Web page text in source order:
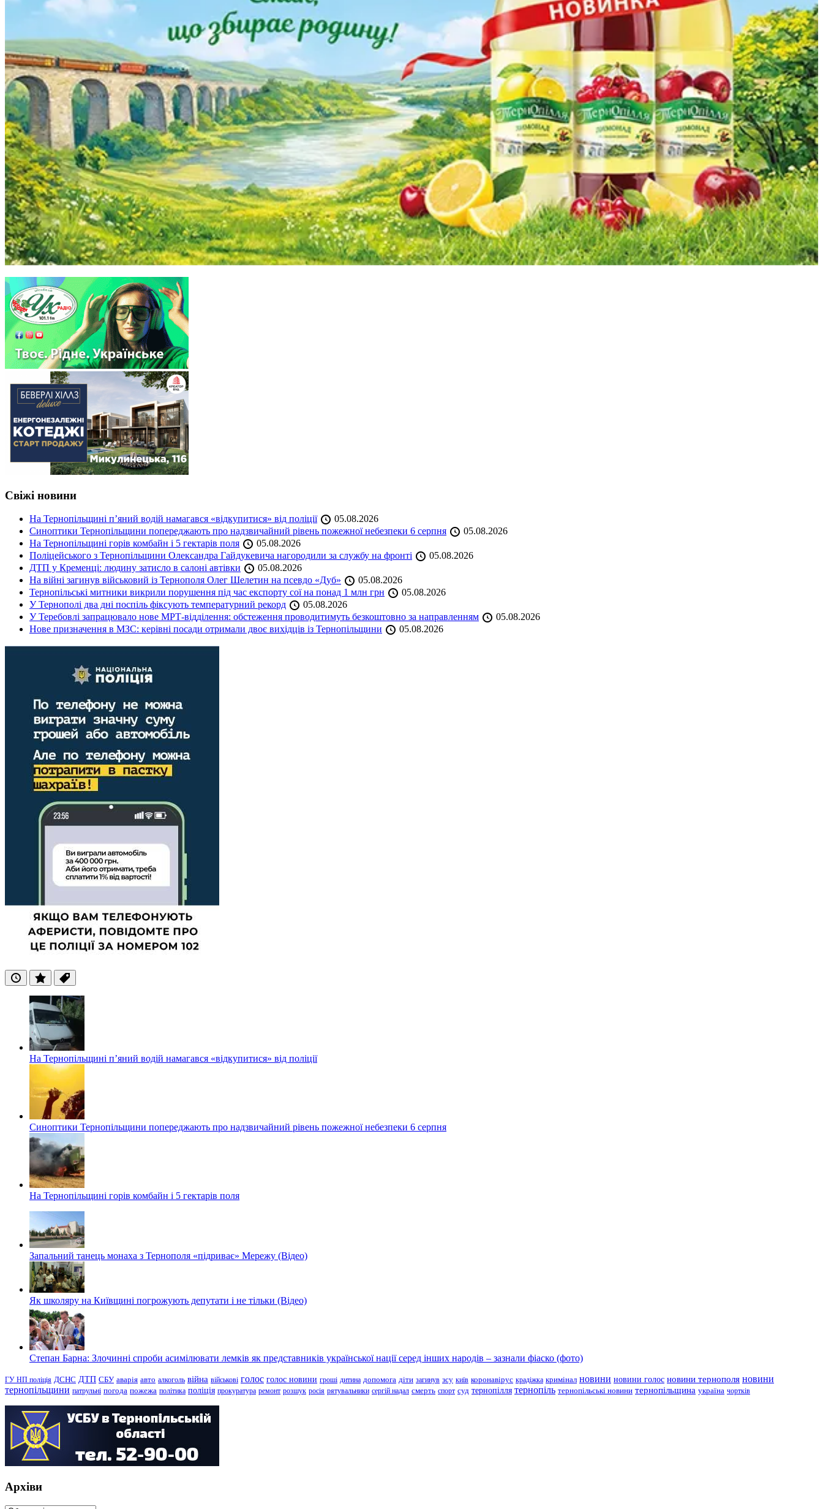
Свіжі новини
На Тернопільщині п’яний водій намагався «відкупитися» від поліції
05.08.2026
Синоптики Тернопільщини попереджають про надзвичайний рівень пожежної небезпеки 6 серпня
05.08.2026
На Тернопільщині горів комбайн і 5 гектарів поля
05.08.2026
Поліцейського з Тернопільщини Олександра Гайдукевича нагородили за службу на фронті
05.08.2026
ДТП у Кременці: людину затисло в салоні автівки
05.08.2026
На війні загинув військовий із Тернополя Олег Шелетин на псевдо «Дуб»
05.08.2026
Тернопільські митники викрили порушення під час експорту сої на понад 1 млн грн
05.08.2026
У Тернополі два дні поспіль фіксують температурний рекорд
05.08.2026
У Теребовлі запрацювало нове МРТ-відділення: обстеження проводитимуть безкоштовно за направленням
05.08.2026
Нове призначення в МЗС: керівні посади отримали двоє вихідців із Тернопільщини
05.08.2026
ОстанніПопулярні
Теги
На Тернопільщині п’яний водій намагався «відкупитися» від поліції
Синоптики Тернопільщини попереджають про надзвичайний рівень пожежної небезпеки 6 серпня
На Тернопільщині горів комбайн і 5 гектарів поля
Запальний танець монаха з Тернополя «підриває» Мережу (Відео)
Як школяру на Київщині погрожують депутати і не тільки (Відео)
Степан Барна: Злочинні спроби асимілювати лемків як представників української нації серед інших народів – зазнали фіаско (фото)
ГУ НП поліція ДСНС ДТП СБУ аварія авто алкоголь війна військові голос голос новини гроші дитина допомога діти загинув зсу київ коронавірус крадіжка кримінал новини новини голос новини тернополя новини
тернопільщини патрульні погода пожежа політика поліція прокуратура ремонт розшук росія рятувальники сергій надал смерть спорт суд тернопілля тернопіль тернопільські новини тернопільщина україна чортків
Архіви